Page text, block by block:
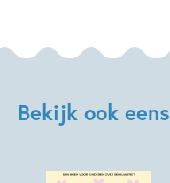
Bekijk ook eens